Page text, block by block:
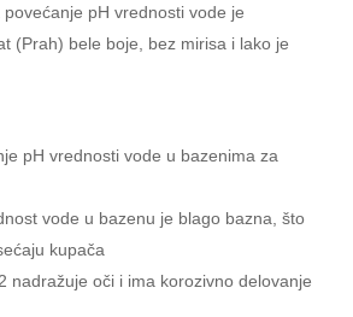
pH vrednosti vode je
(Prah) bele boje, bez mirisa i lako je
pH vrednosti vode u bazenima za
vode u bazenu je blago bazna, što
kupača
nadražuje oči i ima korozivno delovanje